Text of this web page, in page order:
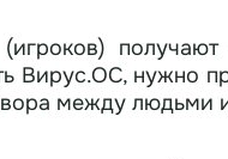
Вирус.ОС, нужно
между людьми